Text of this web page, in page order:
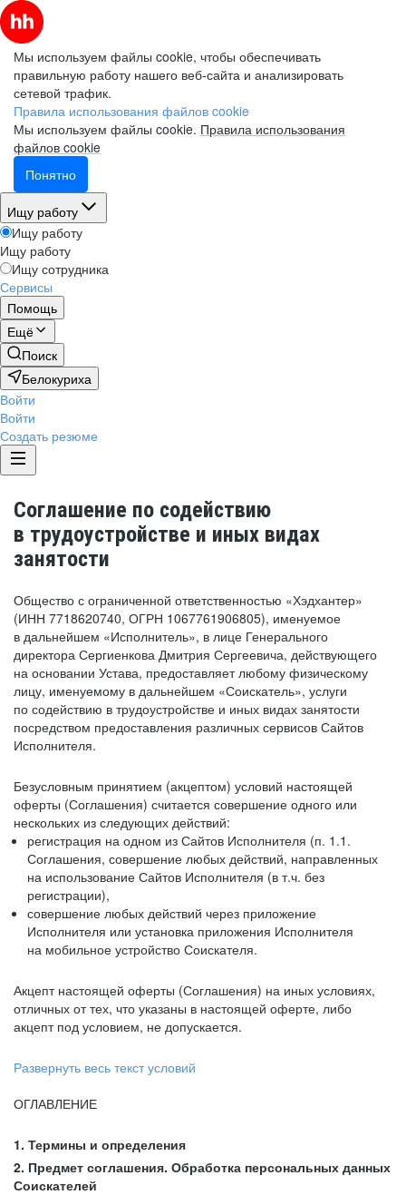
Мы используем файлы cookie, чтобы обеспечивать
правильную работу нашего веб-сайта и анализировать
сетевой трафик.
Правила использования файлов cookie
Мы используем файлы cookie. Правила использования
файлов cookie
Понятно
Ищу работу
Ищу работу
Ищу работу
Ищу сотрудника
Сервисы
Помощь
Ещё
Поиск
Белокуриха
Войти
Войти
Создать резюме
Соглашение по содействию
в трудоустройстве и иных видах
занятости
Общество с ограниченной ответственностью «Хэдхантер»
(ИНН 7718620740, ОГРН 1067761906805), именуемое
в дальнейшем «Исполнитель», в лице Генерального
директора Сергиенкова Дмитрия Сергеевича, действующего
на основании Устава, предоставляет любому физическому
лицу, именуемому в дальнейшем «Соискатель», услуги
по содействию в трудоустройстве и иных видах занятости
посредством предоставления различных сервисов Сайтов
Исполнителя.
Безусловным принятием (акцептом) условий настоящей
оферты (Соглашения) считается совершение одного или
нескольких из следующих действий:
регистрация на одном из Сайтов Исполнителя (п. 1.1.
Соглашения, совершение любых действий, направленных
на использование Сайтов Исполнителя (в т.ч. без
регистрации),
совершение любых действий через приложение
Исполнителя или установка приложения Исполнителя
на мобильное устройство Соискателя.
Акцепт настоящей оферты (Соглашения) на иных условиях,
отличных от тех, что указаны в настоящей оферте, либо
акцепт под условием, не допускается.
Развернуть весь текст условий
ОГЛАВЛЕНИЕ
1. Термины и определения
2. Предмет соглашения. Обработка персональных данных
Соискателей